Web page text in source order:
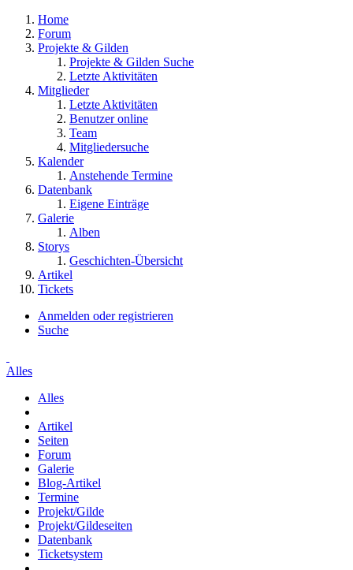
Home
Forum
Projekte & Gilden
Projekte & Gilden Suche
Letzte Aktivitäten
Mitglieder
Letzte Aktivitäten
Benutzer online
Team
Mitgliedersuche
Kalender
Anstehende Termine
Datenbank
Eigene Einträge
Galerie
Alben
Storys
Geschichten-Übersicht
Artikel
Tickets
Anmelden oder registrieren
Suche
Alles
Alles
Artikel
Seiten
Forum
Galerie
Blog-Artikel
Termine
Projekt/Gilde
Projekt/Gildeseiten
Datenbank
Ticketsystem